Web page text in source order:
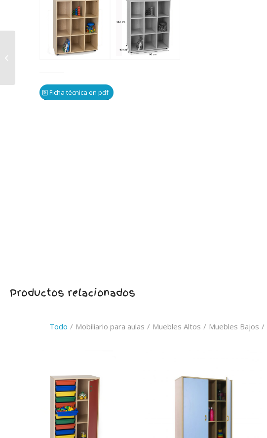
Ficha técnica en pdf
Productos relacionados
Todo / Mobiliario para aulas / Muebles Altos / Muebles Bajos /
600806 – Mueble
intermedio armario 6